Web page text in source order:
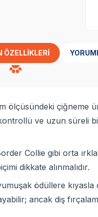
ÖZELLIKLERI
ölçüsündeki
ve uzun süreli
Collie gibi orta
dikkate alınmalıdır.
ödüllere
ancak diş